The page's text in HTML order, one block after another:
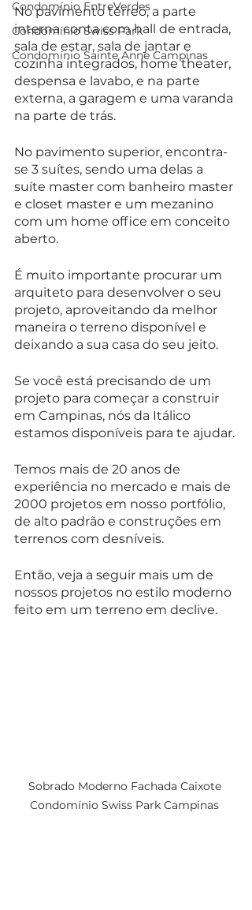
Condomínio EntreVerdes
Condomínio Swiss Park
Condomínio Sainte Anne Campinas
No pavimento térreo, a parte
interna conta com hall de entrada,
sala de estar, sala de jantar e
cozinha integrados, home theater,
despensa e lavabo, e na parte
externa, a garagem e uma varanda
na parte de trás.
No pavimento superior, encontra-
se 3 suítes, sendo uma delas a
suíte master com banheiro master
e closet master e um mezanino
com um home office em conceito
aberto.
É muito importante procurar um
arquiteto para desenvolver o seu
projeto, aproveitando da melhor
maneira o terreno disponível e
deixando a sua casa do seu jeito.
Se você está precisando de um
projeto para começar a construir
em Campinas, nós da Itálico
estamos disponíveis para te ajudar.
Temos mais de 20 anos de
experiência no mercado e mais de
2000 projetos em nosso portfólio,
de alto padrão e construções em
terrenos com desníveis.
Então, veja a seguir mais um de
nossos projetos no estilo moderno
feito em um terreno em declive.
Sobrado Moderno Fachada Caixote
Condomínio Swiss Park Campinas